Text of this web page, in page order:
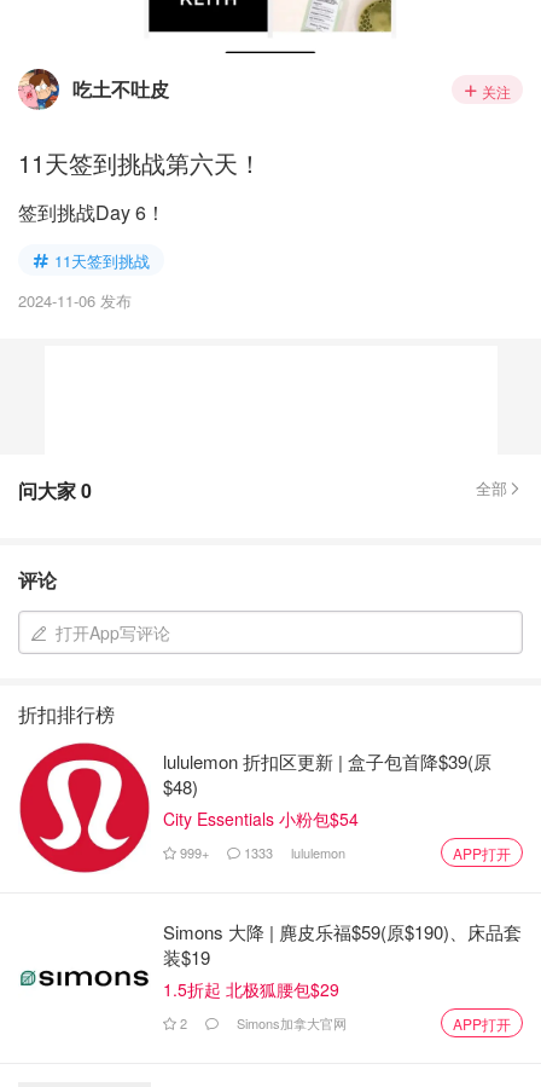
吃土不吐皮 关注
11天签到挑战第六天！
签到挑战Day 6！
11天签到挑战
2024-11-06 发布
问大家0 全部
评论
打开App写评论
折扣排行榜
lululemon 折扣区更新 | 盒子包首降$39(原
$48)
City Essentials 小粉包$54
999+ 1333 lululemon APP打开
Simons 大降 | 麂皮乐福$59(原$190)、床品套
装$19
1.5折起 北极狐腰包$29
2 Simons加拿大官网 APP打开